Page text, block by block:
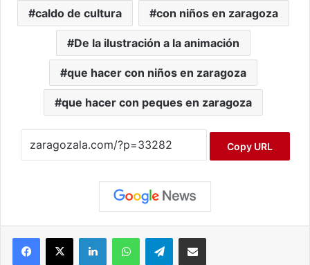
caldo de cultura con niños en zaragoza
De la ilustración a la animación
que hacer con niños en zaragoza
que hacer con peques en zaragoza
Copy URL
Telegram